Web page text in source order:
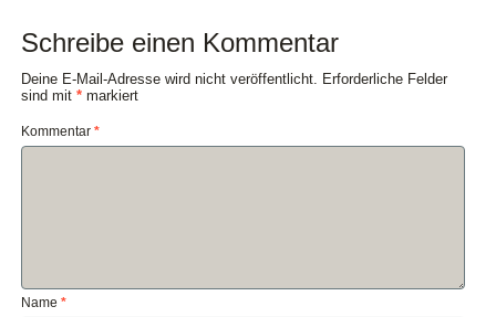
Schreibe einen Kommentar
Deine E-Mail-Adresse wird nicht veröffentlicht. Erforderliche Felder
sind mit* markiert
Kommentar*
Name*